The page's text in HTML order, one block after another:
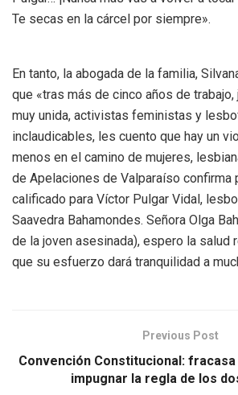
Te secas en la cárcel por siempre».
En tanto, la abogada de la familia,
que «tras más de cinco años de trabajo,
muy unida, activistas feministas y
inclaudicables, les cuento que hay un
menos en el camino de mujeres,
de Apelaciones de Valparaíso confirma
calificado para Víctor Pulgar Vidal,
Saavedra Bahamondes. Señora Olga
de la joven asesinada), espero la salud
que su esfuerzo dará tranquilidad a
Previous Post
Convención Constitucional:
impugnar la regla de los